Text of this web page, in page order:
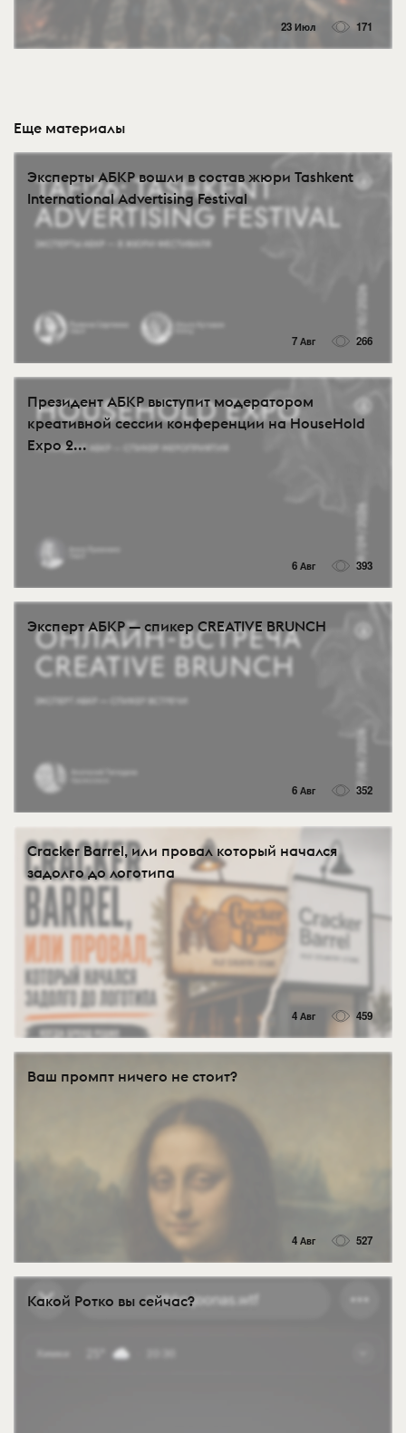
23 Июл 171
Еще материалы
Эксперты АБКР вошли в состав жюри Tashkent
International Advertising Festival
7 Авг 266
Президент АБКР выступит модератором
креативной сессии конференции на HouseHold
Expo 2...
6 Авг 393
Эксперт АБКР — спикер CREATIVE BRUNCH
6 Авг 352
Cracker Barrel, или провал который начался
задолго до логотипа
4 Авг 459
Ваш промпт ничего не стоит?
4 Авг 527
Какой Ротко вы сейчас?